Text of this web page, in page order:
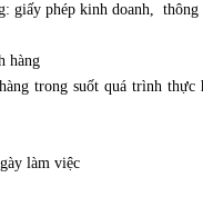
giấy phép kinh doanh,
hàng
trong suốt quá trình
làm việc